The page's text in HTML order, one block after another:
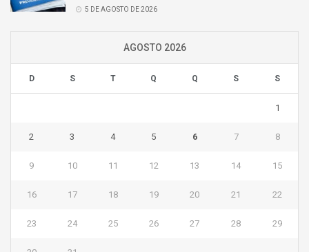
5 DE AGOSTO DE 2026
AGOSTO 2026
D S T Q Q S S
1
2 3 4 5 6 7 8
9 10 11 12 13 14 15
16 17 18 19 20 21 22
23 24 25 26 27 28 29